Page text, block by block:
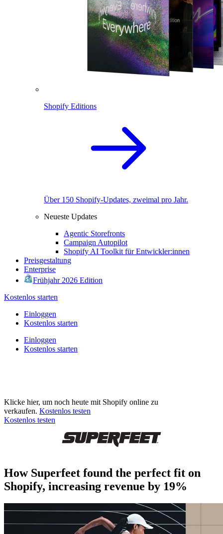
Shopify Editions
Über 150 Shopify-Updates, zweimal pro Jahr.
Neueste Updates
Agentic Storefronts
Campaign Autopilot
Shopify AI Toolkit für Entwickler:innen
Preisgestaltung
Enterprise
Frühjahr 2026 Edition
Kostenlos starten
Einloggen
Kostenlos starten
Einloggen
Kostenlos starten
Klicke hier, um noch heute mit Shopify online zu
verkaufen. Kostenlos testen
Kostenlos testen
How Superfeet found the perfect fit on
Shopify, increasing revenue by 19%